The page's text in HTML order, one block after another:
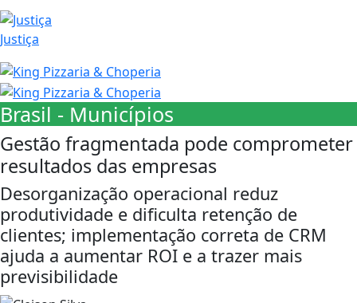
Justiça
Brasil - Municípios
Gestão fragmentada pode comprometer
resultados das empresas
Desorganização operacional reduz
produtividade e dificulta retenção de
clientes; implementação correta de CRM
ajuda a aumentar ROI e a trazer mais
previsibilidade